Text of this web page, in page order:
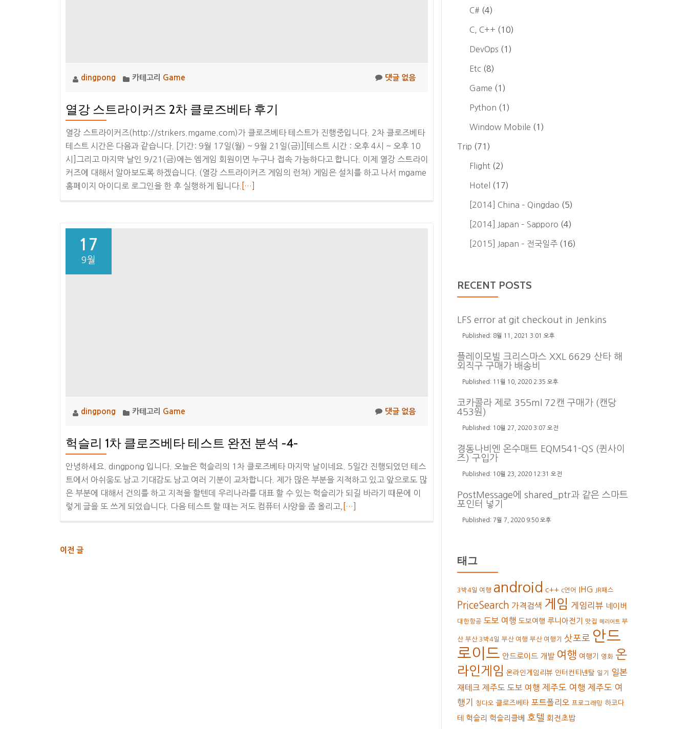
dingpong 카테고리 Game 댓글 없음
열강 스트라이커즈 2차 클로즈베타 후기
열강 스트라이커즈(http://strikers.mgame.com)가 클로즈베타 테스트가 진행중입니다. 2차 클로즈베타
테스트 시간은 다음과 같습니다. [기간: 9월 17일(월) ~ 9월 21일(금)][테스트 시간 : 오후 4시 ~ 오후 10
시]그리고 마지막 날인 9/21(금)에는 엠게임 회원이면 누구나 접속 가능하다고 합니다. 이제 열강 스트라이
커즈에 대해서 알아보도록 하겠습니다. (열강 스트라이커즈 게임의 런쳐) 게임은 설치를 하고 나서 mgame
홈페이지 아이디로 로그인을 한 후 실행하게 됩니다. 더
기
[…]
17
9월
dingpong 카테고리 Game 댓글 없음
헉슬리 1차 클로즈베타 테스트 완전 분석 -4-
안녕하세요. dingpong 입니다. 오늘은 헉슬리의 1차 클로즈베타 마지막 날이네요. 5일간 진행되었던 테스
트에서 아쉬움도 남고 기대감도 남고 여러 기분이 교차합니다. 제가 많은 부분을 지적하고 있고 앞으로도 많
은 부분에 대해서 건의를 하고 지적을 할텐데 우리나라를 대표 할 수 있는 헉슬리가 되길 바라기 때문에 이
렇게 글을 또 쓰게 되었습니다. 다음 테스트 할 때는 저도 컴퓨터 사양을 좀 올리고, 더
[…]
글
이전 글
C# (4)
C, C++ (10)
DevOps (1)
Etc (8)
Game (1)
Python (1)
Window Mobile (1)
Trip (71)
Flight (2)
Hotel (17)
[2014] China – Qingdao (5)
[2014] Japan – Sapporo (4)
[2015] Japan – 전국일주 (16)
RECENT POSTS
LFS error at git checkout in Jenkins
8월 11, 2021 3:01 오후
플레이모빌 크리스마스 XXL 6629 산타 해
외직구 구매가 배송비
11월 10, 2020 2:35 오후
코카콜라 제로 355ml 72캔 구매가 (캔당
453원)
10월 27, 2020 3:07 오전
경동나비엔 온수매트 EQM541-QS (퀸사이
즈) 구입가
10월 23, 2020 12:31 오전
PostMessage에 shared_ptr과 같은 스마트
포인터 넣기
7월 7, 2020 9:50 오후
태그
3박4일 여행 android c++ c언어 IHG JR패스
PriceSearch 가격검색 게임 게임리뷰 네이버
대한항공 도보 여행 도보여행 루니아전기 맛집 메리어트 부
산 부산 3박4일 부산 여행 부산 여행기 삿포로 안드
로이드 안드로이드 개발 여행 여행기 영화 온
라인게임 온라인게임리뷰 인터컨티넨탈 일기
일본
재테크 제주도 도보 여행 제주도 여행 제주도 여
행기
칭다오 클로즈베타 포트폴리오 프로그래밍 하코다
테 헉슬리 헉슬리클베 호텔 회전초밥